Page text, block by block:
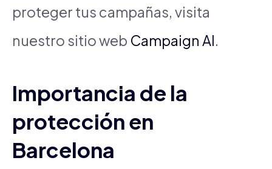
proteger tus campañas, visita
nuestro sitio web Campaign AI.
Importancia de la
protección en
Barcelona